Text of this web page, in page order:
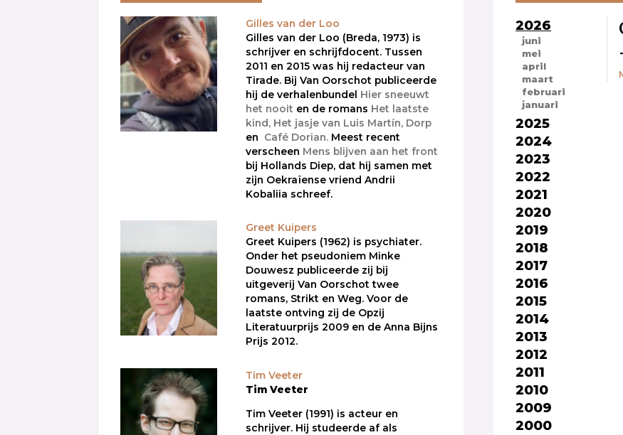
Gilles van der Loo
Gilles van der Loo (Breda, 1973) is
schrijver en schrijfdocent. Tussen
2011 en 2015 was hij redacteur van
Tirade. Bij Van Oorschot publiceerde
hij de verhalenbundel Hier sneeuwt
het nooit en de romans Het laatste
kind, Het jasje van Luis Martín, Dorp
en Café Dorian. Meest recent
verscheen Mens blijven aan het front
bij Hollands Diep, dat hij samen met
zijn Oekraïense vriend Andrii
Kobaliia schreef.
Greet Kuipers
Greet Kuipers (1962) is psychiater.
Onder het pseudoniem Minke
Douwesz publiceerde zij bij
uitgeverij Van Oorschot twee
romans, Strikt en Weg. Voor de
laatste ontving zij de Opzij
Literatuurprijs 2009 en de Anna Bijns
Prijs 2012.
Tim Veeter
Tim Veeter
Tim Veeter (1991) is acteur en
schrijver. Hij studeerde af als
2026
juni
mei
april
maart
februari
januari
2025
2024
2023
2022
2021
2020
2019
2018
2017
2016
2015
2014
2013
2012
2011
2010
2009
2000